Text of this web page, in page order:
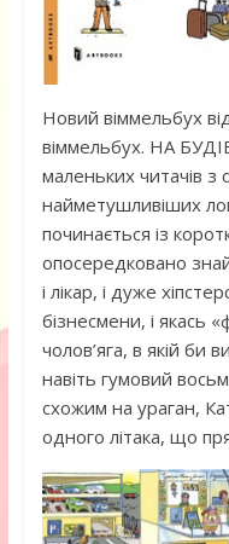
Новий віммельбух
віммельбух. НА
маленьких читачів з
найметушливіших
починається із
опосередковано
і лікар, і дуже
бізнесмени, і якась
чолов’яга, в якій би
навіть гумовий
схожим на ураган,
одного літака, що